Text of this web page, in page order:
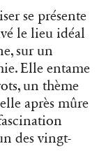
se présente
le lieu idéal
sur un
Elle entame
un thème
après mûre
des vingt-